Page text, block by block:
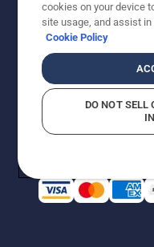
Preisangaben sind
von Husqvarna
Fachhandel, Preise
unverbindliche
denn sie sind für
Cookie-Richtlinie
cookies on your device
site usage, and assist
Cookie Policy
DO NOT SELL